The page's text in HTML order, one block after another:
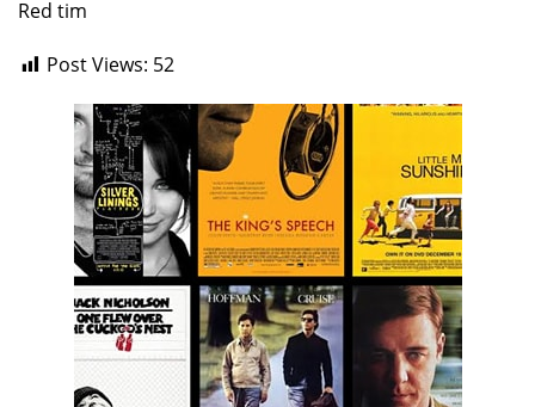
Red tim
Post Views: 52